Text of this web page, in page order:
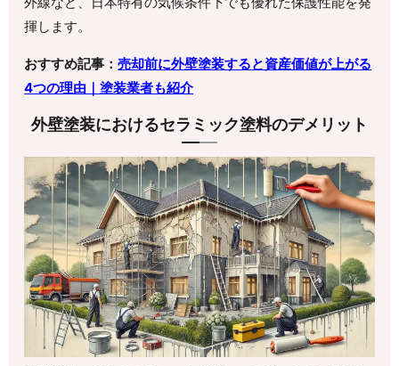
揮します。
おすすめ記事：売却前に外壁塗装すると資産価値が上がる
4つの理由｜塗装業者も紹介
外壁塗装におけるセラミック塗料のデメリット